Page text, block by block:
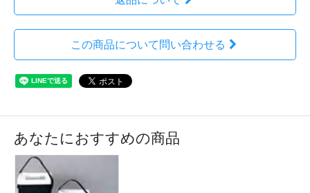
この商品について問い合わせる
あなたにおすすめの商品